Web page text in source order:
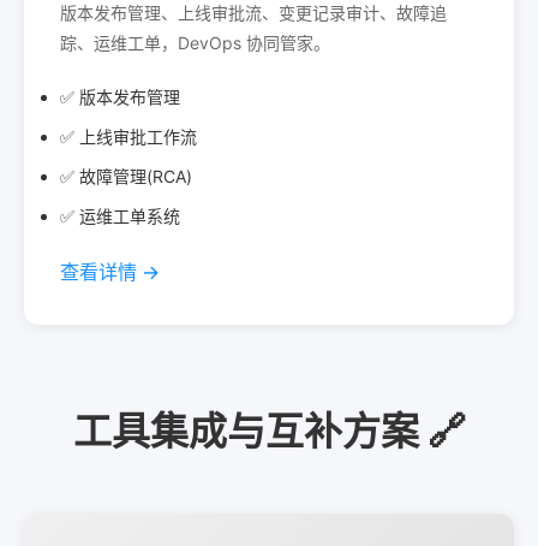
版本发布管理、上线审批流、变更记录审计、故障追
踪、运维工单，DevOps 协同管家。
✅ 版本发布管理
✅ 上线审批工作流
✅ 故障管理(RCA)
✅ 运维工单系统
查看详情 →
工具集成与互补方案 🔗